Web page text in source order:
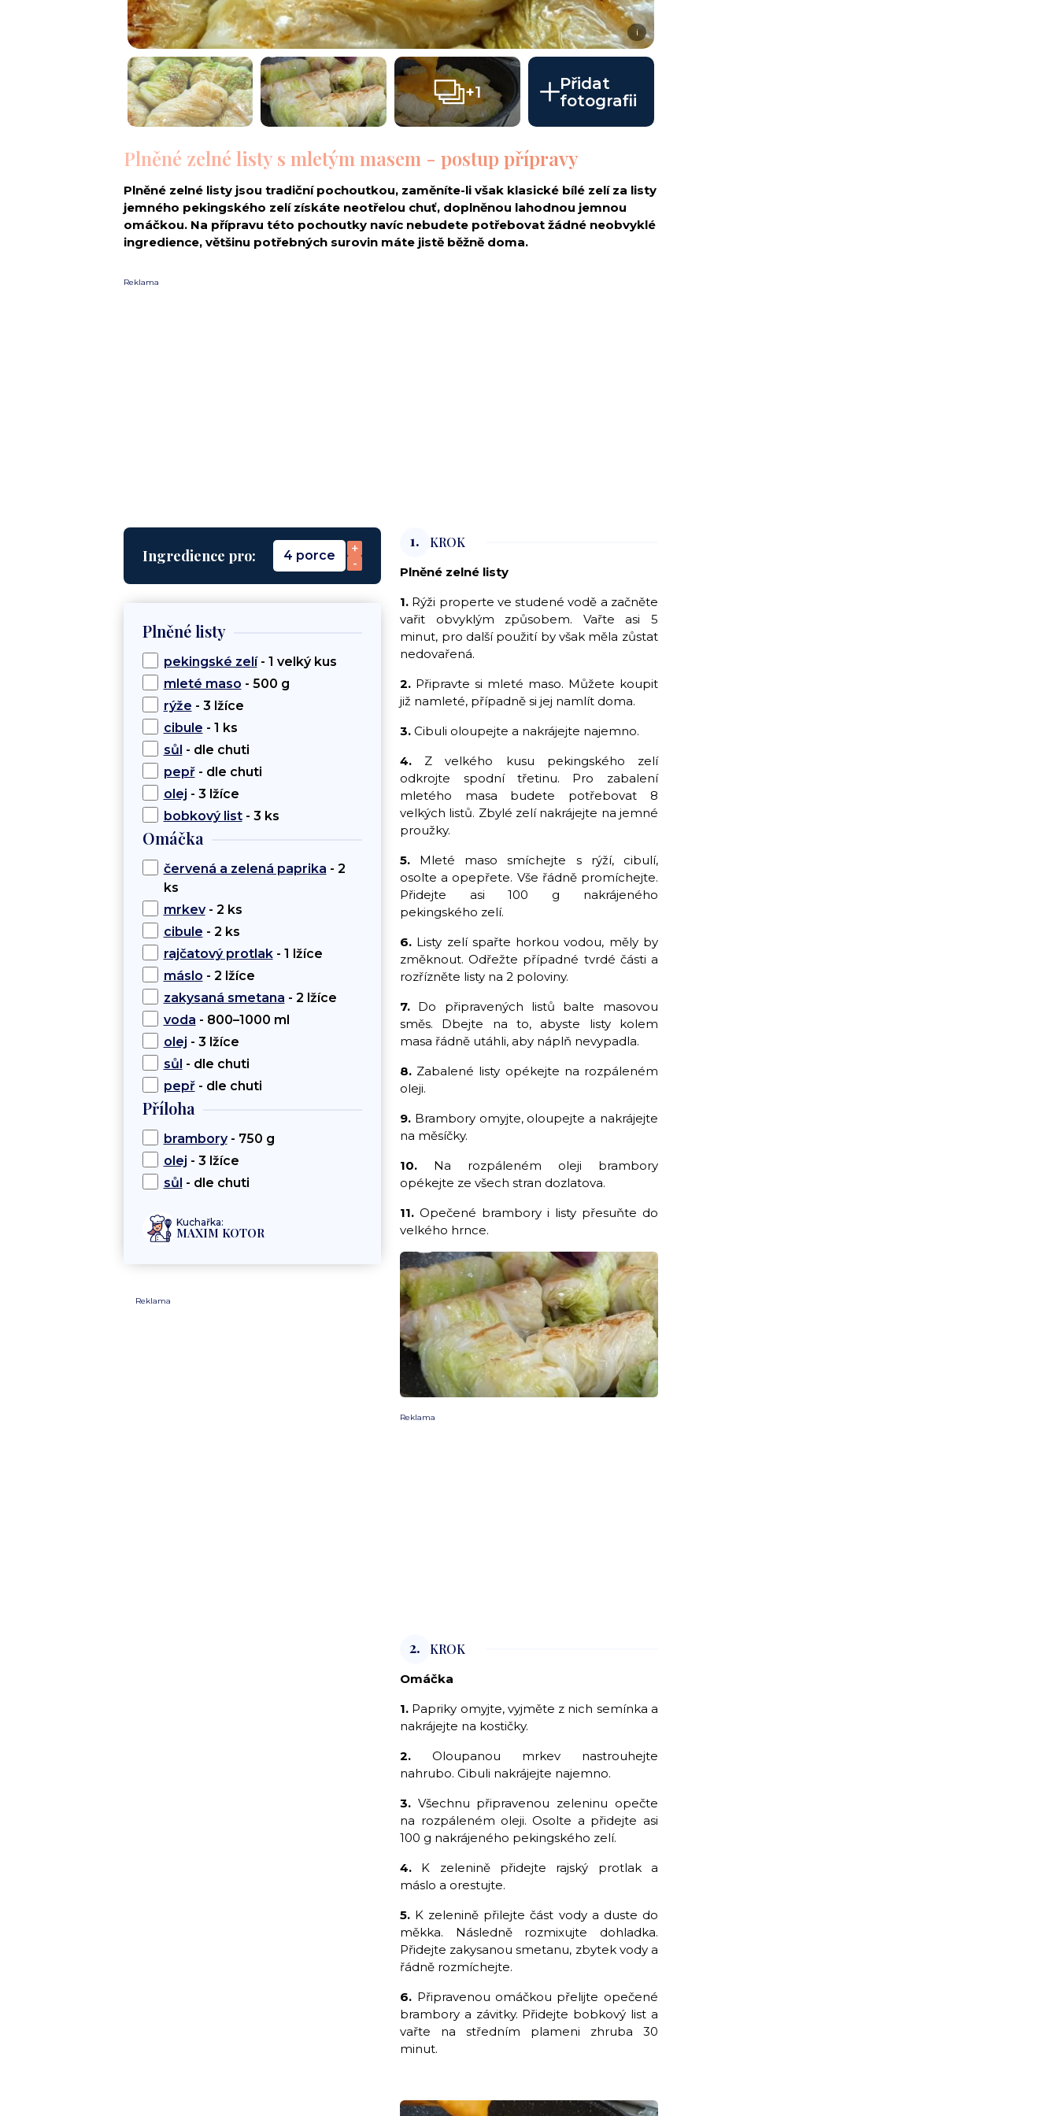
i
+1
Přidat
fotografii
Plněné zelné listy s mletým masem - postup přípravy
Plněné zelné listy jsou tradiční pochoutkou, zaměníte-li však klasické bílé zelí za listy
jemného pekingského zelí získáte neotřelou chuť, doplněnou lahodnou jemnou
omáčkou. Na přípravu této pochoutky navíc nebudete potřebovat žádné neobvyklé
ingredience, většinu potřebných surovin máte jistě běžně doma.
Reklama
Ingredience pro: 4 porce
+
-
Plněné listy
pekingské zelí- 1 velký kus
mleté maso - 500 g
rýže - 3 lžíce
cibule - 1 ks
sůl - dle chuti
pepř- dle chuti
olej - 3 lžíce
bobkový list- 3 ks
Omáčka
červená a zelená paprika - 2
ks
mrkev- 2 ks
cibule - 2 ks
rajčatový protlak- 1 lžíce
máslo - 2 lžíce
zakysaná smetana - 2 lžíce
voda - 800–1000 ml
olej - 3 lžíce
sůl - dle chuti
pepř- dle chuti
Příloha
brambory- 750 g
olej - 3 lžíce
sůl - dle chuti
Kuchařka:
MAXIM KOTOR
Reklama
1. KROK
Plněné zelné listy
1. Rýži properte ve studené vodě a začněte
vařit obvyklým způsobem. Vařte asi 5
minut, pro další použití by však měla zůstat
nedovařená.
2. Připravte si mleté maso. Můžete koupit
již namleté, případně si jej namlít doma.
3. Cibuli oloupejte a nakrájejte najemno.
4. Z velkého kusu pekingského zelí
odkrojte spodní třetinu. Pro zabalení
mletého masa budete potřebovat 8
velkých listů. Zbylé zelí nakrájejte na jemné
proužky.
5. Mleté maso smíchejte s rýží, cibulí,
osolte a opepřete. Vše řádně promíchejte.
Přidejte asi 100 g nakrájeného
pekingského zelí.
6. Listy zelí spařte horkou vodou, měly by
změknout. Odřežte případné tvrdé části a
rozřízněte listy na 2 poloviny.
7. Do připravených listů balte masovou
směs. Dbejte na to, abyste listy kolem
masa řádně utáhli, aby náplň nevypadla.
8. Zabalené listy opékejte na rozpáleném
oleji.
9. Brambory omyjte, oloupejte a nakrájejte
na měsíčky.
10. Na rozpáleném oleji brambory
opékejte ze všech stran dozlatova.
11. Opečené brambory i listy přesuňte do
velkého hrnce.
Reklama
2. KROK
Omáčka
1. Papriky omyjte, vyjměte z nich semínka a
nakrájejte na kostičky.
2. Oloupanou mrkev nastrouhejte
nahrubo. Cibuli nakrájejte najemno.
3. Všechnu připravenou zeleninu opečte
na rozpáleném oleji. Osolte a přidejte asi
100 g nakrájeného pekingského zelí.
4. K zelenině přidejte rajský protlak a
máslo a orestujte.
5. K zelenině přilejte část vody a duste do
měkka. Následně rozmixujte dohladka.
Přidejte zakysanou smetanu, zbytek vody a
řádně rozmíchejte.
6. Připravenou omáčkou přelijte opečené
brambory a závitky. Přidejte bobkový list a
vařte na středním plameni zhruba 30
minut.